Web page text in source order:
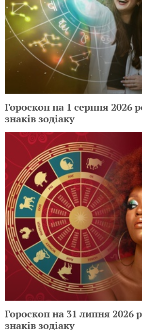
Гороскоп на 1 серпня 2026
знаків зодіаку
Гороскоп на 31 липня 2026
знаків зодіаку